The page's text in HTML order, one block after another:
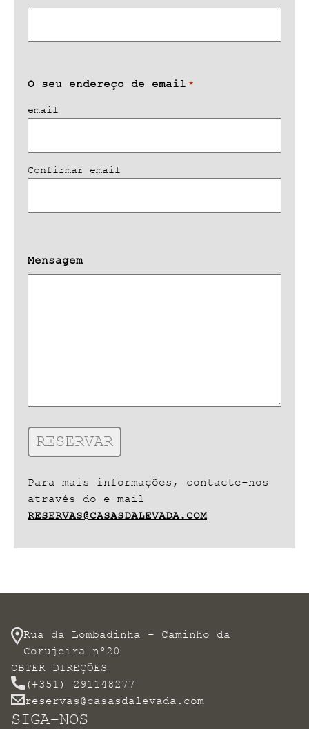
O seu endereço de email *
email
Confirmar email
Mensagem
Para mais informações, contacte-nos
através do e-mail
RESERVAS@CASASDALEVADA.COM
Rua da Lombadinha – Caminho da
Corujeira nº20
OBTER DIREÇÕES
(+351) 291148277
reservas@casasdalevada.com
SIGA-NOS